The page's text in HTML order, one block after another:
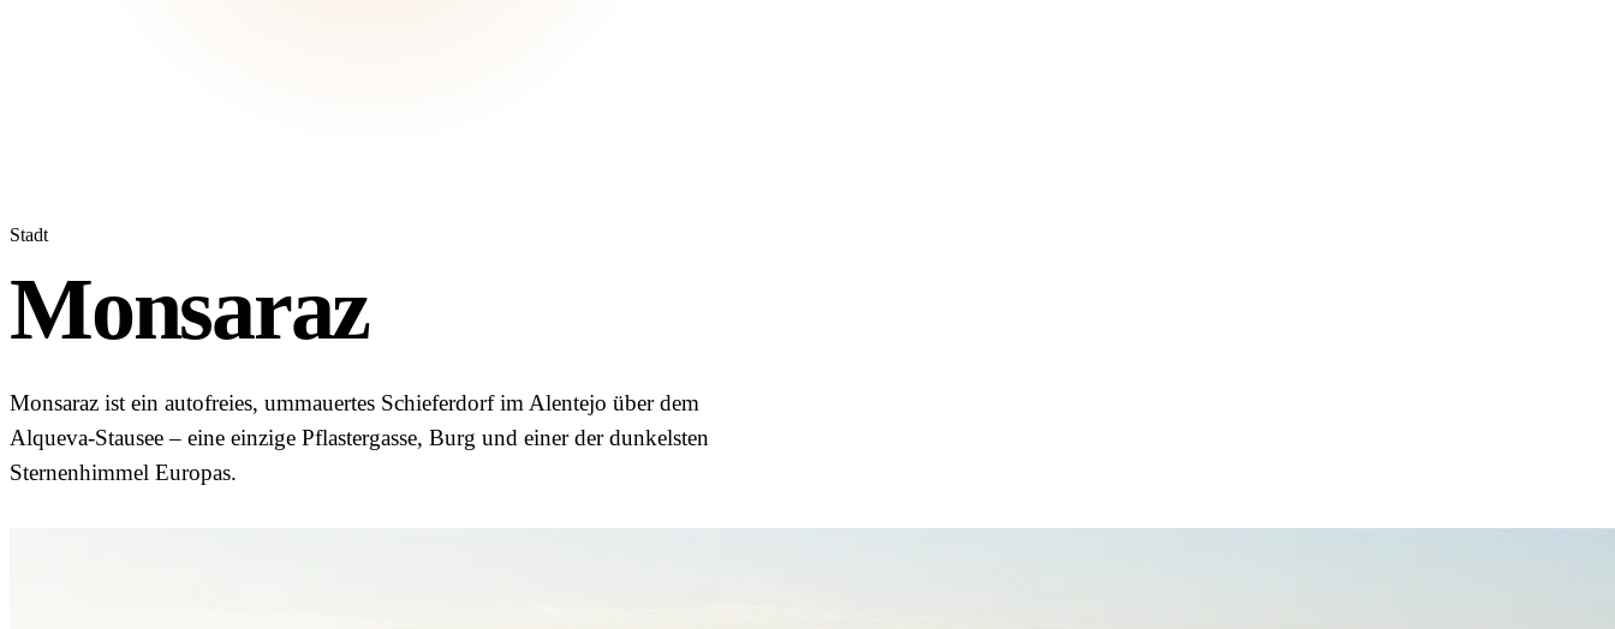
Stadt
Monsaraz
Monsaraz ist ein autofreies, ummauertes Schieferdorf im Alentejo über dem
Alqueva-Stausee – eine einzige Pflastergasse, Burg und einer der dunkelsten
Sternenhimmel Europas.